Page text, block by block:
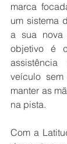
marca
um sistema
a sua nova
objetivo é
veículo
manter as
na pista.
Com a